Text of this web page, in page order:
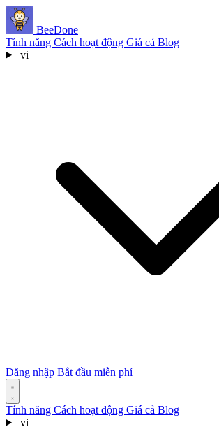
BeeDone
Tính năng Cách hoạt động Giá cả Blog
vi
Đăng nhập Bắt đầu miễn phí
Tính năng Cách hoạt động Giá cả Blog
vi